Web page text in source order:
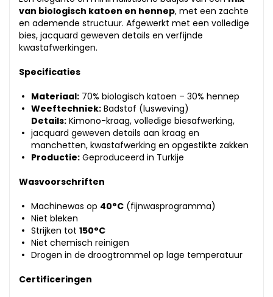
van biologisch katoen en hennep, met een zachte
en ademende structuur. Afgewerkt met een volledige
bies, jacquard geweven details en verfijnde
kwastafwerkingen.
Specificaties
Materiaal: 70% biologisch katoen – 30% hennep
Weeftechniek: Badstof (lusweving)
Details: Kimono-kraag, volledige biesafwerking,
jacquard geweven details aan kraag en
manchetten, kwastafwerking en opgestikte zakken
Productie: Geproduceerd in Turkije
Wasvoorschriften
Machinewas op 40°C (fijnwasprogramma)
Niet bleken
Strijken tot 150°C
Niet chemisch reinigen
Drogen in de droogtrommel op lage temperatuur
Certificeringen